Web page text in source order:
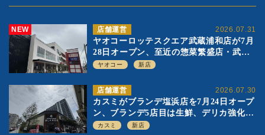
NEW 2026.07.31
店舗運営
ヤオコーロッテスクエア武蔵浦和店が7月
28日オープン、至近の惣菜繁盛店・武蔵
浦和店とは生鮮強化、ですみ分け
ヤオコー 新店
2026.07.30
店舗運営
カスミがブランデ塩浜店を7月24日オープ
ン、ブランデ5店目は生鮮、デリカ強化の
一方で通常店の要素も取り入れ
カスミ 新店